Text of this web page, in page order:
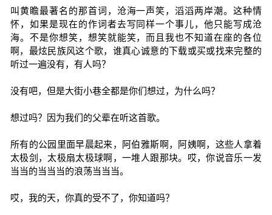
叫黄瞻最著名的那首词，沧海一声笑，滔滔两岸潮。这种情
怀，如果是现在的作词者去写同样一个事儿，他只能写成沧
海。不是你想笑，想笑就能笑，而且我也不知道在座的各位
啊，最炫民族风这个歌，谁真心诚意的下载或买或找来完整的
听过一遍没有，有人吗？
没有吧，但是大街小巷全都是你们想过，为什么吗？
想过吗？因为我们的父辈在听这首歌。
所有的公园里面早晨起来，阿伯雅斯啊，阿姨啊，这些人拿着
太极剑，太极扇太极球啊，一堆人跟那块。哎，你说音乐一发
当当的当当当的浪荡当当当。
哎，我的天，你真的受不了，你知道吗？